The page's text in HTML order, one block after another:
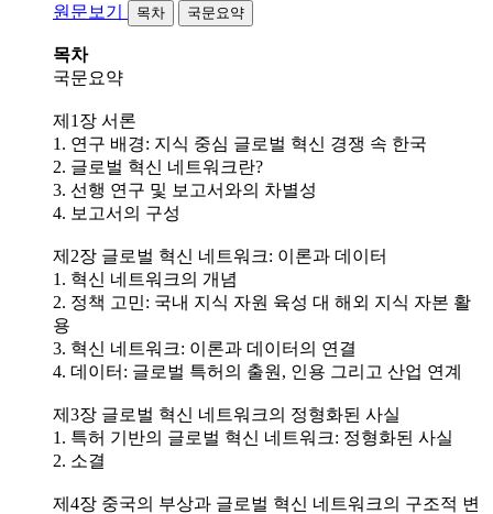
원문보기 목차 국문요약
목차
국문요약
제1장 서론
1. 연구 배경: 지식 중심 글로벌 혁신 경쟁 속 한국
2. 글로벌 혁신 네트워크란?
3. 선행 연구 및 보고서와의 차별성
4. 보고서의 구성
제2장 글로벌 혁신 네트워크: 이론과 데이터
1. 혁신 네트워크의 개념
2. 정책 고민: 국내 지식 자원 육성 대 해외 지식 자본 활
용
3. 혁신 네트워크: 이론과 데이터의 연결
4. 데이터: 글로벌 특허의 출원, 인용 그리고 산업 연계
제3장 글로벌 혁신 네트워크의 정형화된 사실
1. 특허 기반의 글로벌 혁신 네트워크: 정형화된 사실
2. 소결
제4장 중국의 부상과 글로벌 혁신 네트워크의 구조적 변